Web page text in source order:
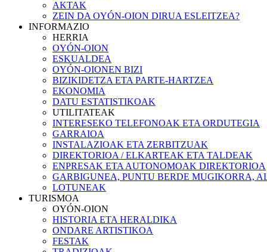
AKTAK
ZEIN DA OYÓN-OION DIRUA ESLEITZEA?
INFORMAZIO
HERRIA
OYÓN-OION
ESKUALDEA
OYÓN-OIONEN BIZI
BIZIKIDETZA ETA PARTE-HARTZEA
EKONOMIA
DATU ESTATISTIKOAK
UTILITATEAK
INTERESEKO TELEFONOAK ETA ORDUTEGIA
GARRAIOA
INSTALAZIOAK ETA ZERBITZUAK
DIREKTORIOA / ELKARTEAK ETA TALDEAK
ENPRESAK ETA AUTONOMOAK DIREKTORIOA
GARBIGUNEA, PUNTU BERDE MUGIKORRA,
LOTUNEAK
TURISMOA
OYÓN-OION
HISTORIA ETA HERALDIKA
ONDARE ARTISTIKOA
FESTAK